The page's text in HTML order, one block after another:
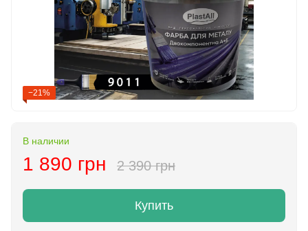
−21%
В наличии
1 890 грн 2 390 грн
Купить